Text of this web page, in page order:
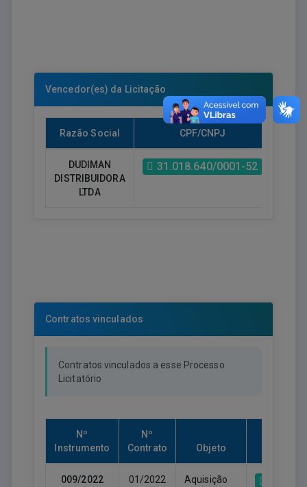
Vencedor(es) da Licitação
Razão Social CPF/CNPJ
DUDIMAN
DISTRIBUIDORA
LTDA
31.018.640/0001-52
Contratos vinculados
Contratos vinculados a esse Processo
Licitatório
Nº
Instrumento
Nº
Contrato
Objeto
009/2022 01/2022
Aquisição